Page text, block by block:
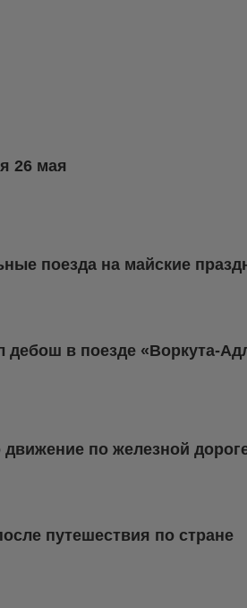
26 мая
поезда на майские
дебош в поезде «Воркута-
по железной
путешествия по стране